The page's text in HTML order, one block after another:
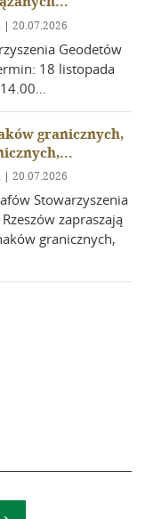
| 20.07.2026
Geodetów
18 listopada
granicznych,
| 20.07.2026
Stowarzyszenia
zapraszają
granicznych,